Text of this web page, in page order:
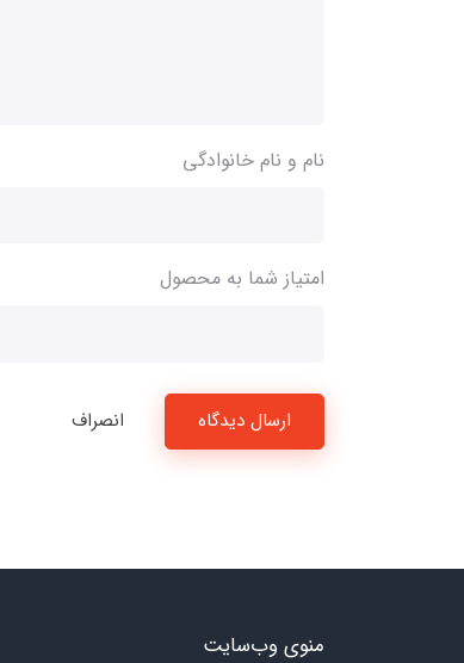
نام و نام خانوادگی
امتیاز شما به محصول
ارسال دیدگاه انصراف
منوی وب‌سایت